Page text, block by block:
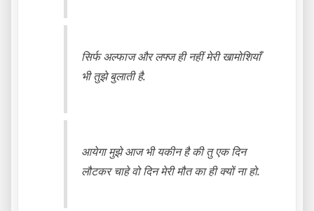
सिर्फ अल्फाज और लफ्ज ही नहीं मेरी खामोशियाँ
भी तुझे बुलाती है.
आयेगा मुझे आज भी यकीन है की तु एक दिन
लौटकर चाहे वो दिन मेरी मौत का ही क्यों ना हो.